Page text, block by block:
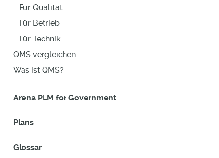
Für Qualität
Für Betrieb
Für Technik
QMS vergleichen
Was ist QMS?
Arena PLM for Government
Plans
Glossar